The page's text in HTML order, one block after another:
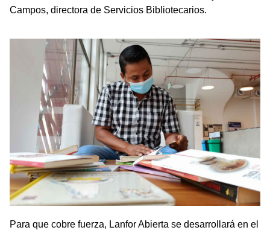
Campos, directora de Servicios Bibliotecarios.
Para que cobre fuerza, Lanfor Abierta se desarrollará en el